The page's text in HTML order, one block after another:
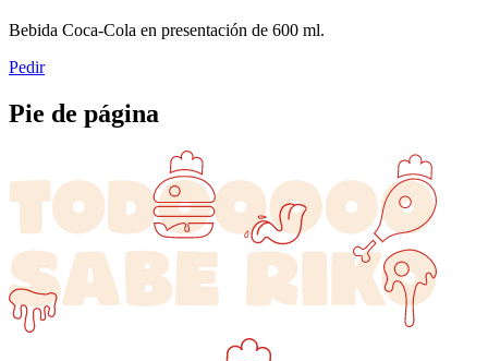
Bebida Coca-Cola en presentación de 600 ml.
Pedir
Pie de página